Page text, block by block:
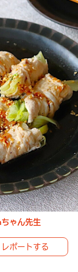
ゃん先生
レポートする